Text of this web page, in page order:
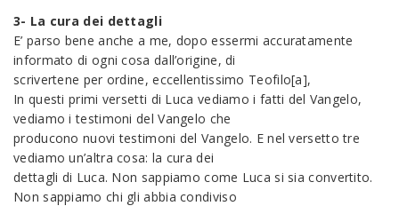
3- La cura dei dettagli
E’ parso bene anche a me, dopo essermi accuratamente
informato di ogni cosa dall’origine, di
scrivertene per ordine, eccellentissimo Teofilo[a],
In questi primi versetti di Luca vediamo i fatti del Vangelo,
vediamo i testimoni del Vangelo che
producono nuovi testimoni del Vangelo. E nel versetto tre
vediamo un’altra cosa: la cura dei
dettagli di Luca. Non sappiamo come Luca si sia convertito.
Non sappiamo chi gli abbia condiviso